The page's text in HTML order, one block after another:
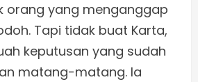
orang yang menganggap
Tapi tidak buat Karta,
keputusan yang sudah
matang-matang. Ia